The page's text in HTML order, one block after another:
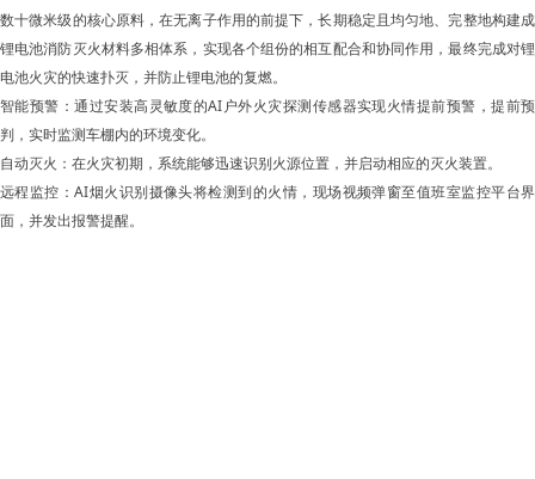
数十微米级的核心原料，在无离子作用的前提下，长期稳定且均匀地、完整地构建成
锂电池消防灭火材料多相体系，实现各个组份的相互配合和协同作用，最终完成对锂
电池火灾的快速扑灭，并防止锂电池的复燃。
智能预警：通过安装高灵敏度的AI户外火灾探测传感器实现火情提前预警，提前预
判，实时监测车棚内的环境变化。
自动灭火：在火灾初期，系统能够迅速识别火源位置，并启动相应的灭火装置。
远程监控：AI烟火识别摄像头将检测到的火情，现场视频弹窗至值班室监控平台界
面，并发出报警提醒。